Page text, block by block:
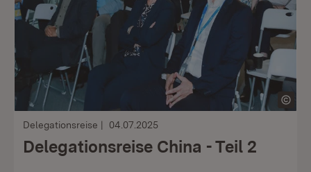
Delegationsreise 04.07.2025
Delegationsreise China - Teil 2